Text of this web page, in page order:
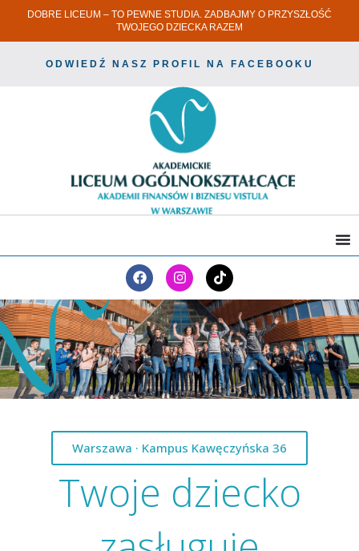
DOBRE LICEUM – TO PEWNE STUDIA. ZADBAJMY O PRZYSZŁOŚĆ
TWOJEGO DZIECKA RAZEM
ODWIEDŹ NASZ PROFIL NA FACEBOOKU
Warszawa · Kampus Kawęczyńska 36
Twoje dziecko